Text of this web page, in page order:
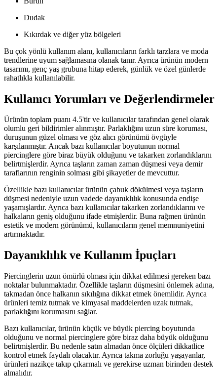
Dudak
Kıkırdak ve diğer yüz bölgeleri
Bu çok yönlü kullanım alanı, kullanıcıların farklı tarzlara ve moda
trendlerine uyum sağlamasına olanak tanır. Ayrıca ürünün modern
tasarımı, genç yaş grubuna hitap ederek, günlük ve özel günlerde
rahatlıkla kullanılabilir.
Kullanıcı Yorumları ve Değerlendirmeler
Ürünün toplam puanı 4.5'tir ve kullanıcılar tarafından genel olarak
olumlu geri bildirimler alınmıştır. Parlaklığını uzun süre koruması,
duruşunun güzel olması ve göz alıcı görünümü övgüyle
karşılanmıştır. Ancak bazı kullanıcılar boyutunun normal
piercinglere göre biraz büyük olduğunu ve takarken zorlandıklarını
belirtmişlerdir. Ayrıca taşların zaman zaman düşmesi veya demir
taraflarının renginin solması gibi şikayetler de mevcuttur.
Özellikle bazı kullanıcılar ürünün çabuk dökülmesi veya taşların
düşmesi nedeniyle uzun vadede dayanıklılık konusunda endişe
yaşamışlardır. Ayrıca bazı kullanıcılar takarken zorlandıklarını ve
halkaların geniş olduğunu ifade etmişlerdir. Buna rağmen ürünün
estetik ve modern görünümü, kullanıcıların genel memnuniyetini
artırmaktadır.
Dayanıklılık ve Kullanım İpuçları
Piercinglerin uzun ömürlü olması için dikkat edilmesi gereken bazı
noktalar bulunmaktadır. Özellikle taşların düşmesini önlemek adına,
takmadan önce halkanın sıkılığına dikkat etmek önemlidir. Ayrıca
ürünleri temiz tutmak ve kimyasal maddelerden uzak tutmak,
parlaklığını korumasını sağlar.
Bazı kullanıcılar, ürünün küçük ve büyük piercing boyutunda
olduğunu ve normal piercinglere göre biraz daha büyük olduğunu
belirtmişlerdir. Bu nedenle satın almadan önce ölçüleri dikkatlice
kontrol etmek faydalı olacaktır. Ayrıca takma zorluğu yaşayanlar,
ürünleri nazikçe takıp çıkarmalı ve gerekirse uzman birinden destek
almalıdır.